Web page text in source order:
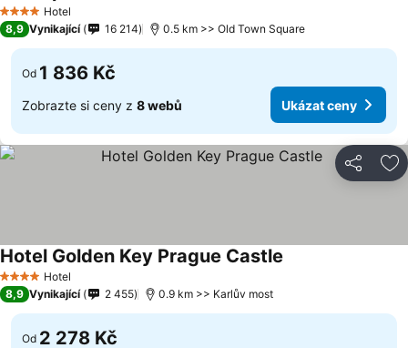
4 Počet hvězdiček
Hotel
8,9 Vynikající 16 214 0.5 km >> Old Town Square
Od 1 836 Kč
Zobrazte si ceny z 8 webů Ukázat ceny
Sdílet
4 Počet hvězdiček
Hotel
Hotel Golden Key Prague Castle
8,9 Vynikající 2 455 0.9 km >> Karlův most
Od 2 278 Kč